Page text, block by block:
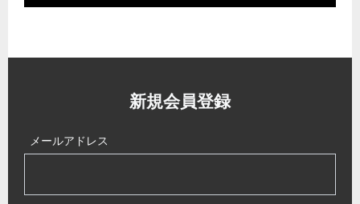
新規会員登録
メールアドレス